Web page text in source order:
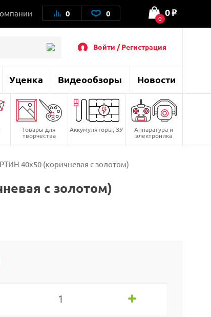
0 0 0
0 o
Войти / Регистрация
Уценка Видеообзоры Новости
Товары для
творчества
Аккумуляторы, ЗУ Аппаратура и
электроника
40х50 (коричневая с золотом)
с золотом)